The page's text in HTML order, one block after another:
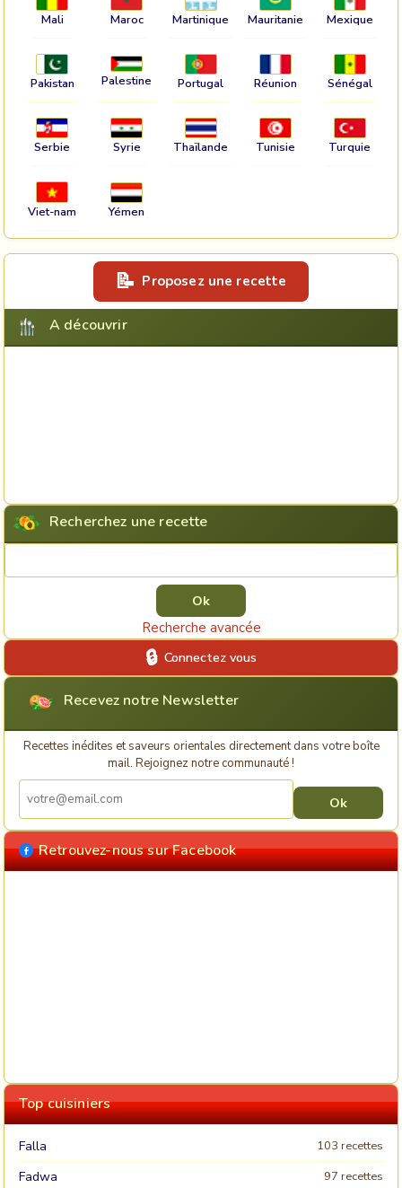
Mali Maroc Martinique Mauritanie Mexique
Pakistan Palestine Portugal Réunion Sénégal
Serbie Syrie Thaïlande Tunisie Turquie
Viet-nam Yémen
Proposez une recette
A découvrir
Recherchez une recette
Recherche avancée
Connectez vous
Recevez notre Newsletter
Recettes inédites et saveurs orientales directement dans votre boîte
mail. Rejoignez notre communauté !
Retrouvez-nous sur Facebook
Top cuisiniers
Falla 103 recettes
Fadwa 97 recettes